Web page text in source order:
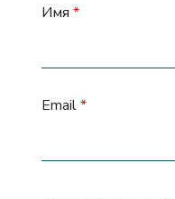
Имя *
Email*